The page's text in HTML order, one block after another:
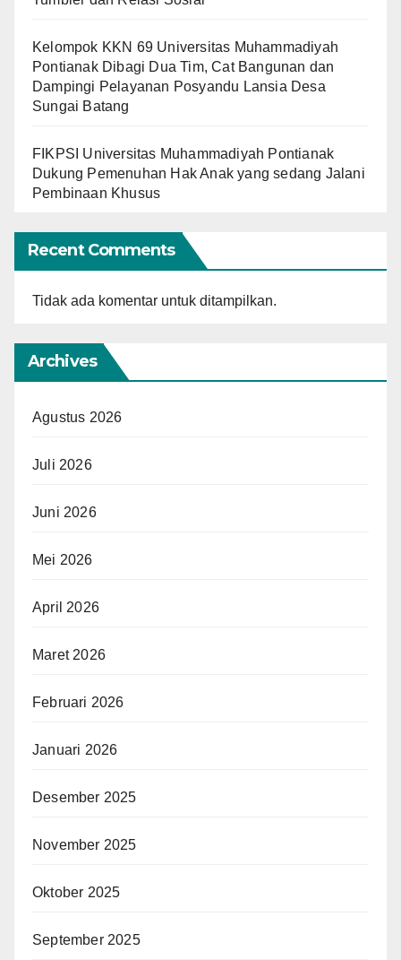
Kelompok KKN 69 Universitas Muhammadiyah
Pontianak Dibagi Dua Tim, Cat Bangunan dan
Dampingi Pelayanan Posyandu Lansia Desa
Sungai Batang
FIKPSI Universitas Muhammadiyah Pontianak
Dukung Pemenuhan Hak Anak yang sedang Jalani
Pembinaan Khusus
Recent Comments
Tidak ada komentar untuk ditampilkan.
Archives
Agustus 2026
Juli 2026
Juni 2026
Mei 2026
April 2026
Maret 2026
Februari 2026
Januari 2026
Desember 2025
November 2025
Oktober 2025
September 2025